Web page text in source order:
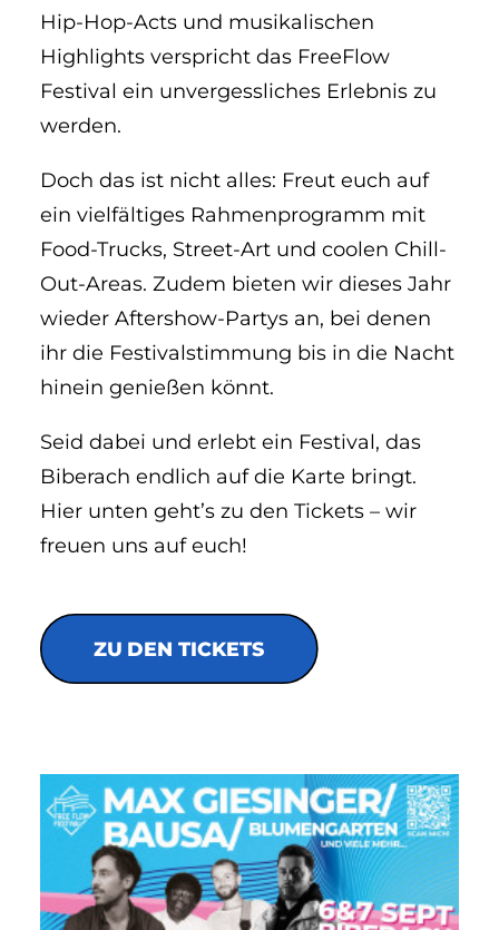
Hip-Hop-Acts und musikalischen
Highlights verspricht das FreeFlow
Festival ein unvergessliches Erlebnis zu
werden.
Doch das ist nicht alles: Freut euch auf
ein vielfältiges Rahmenprogramm mit
Food-Trucks, Street-Art und coolen Chill-
Out-Areas. Zudem bieten wir dieses Jahr
wieder Aftershow-Partys an, bei denen
ihr die Festivalstimmung bis in die Nacht
hinein genießen könnt.
Seid dabei und erlebt ein Festival, das
Biberach endlich auf die Karte bringt.
Hier unten geht’s zu den Tickets – wir
freuen uns auf euch!
ZU DEN TICKETS